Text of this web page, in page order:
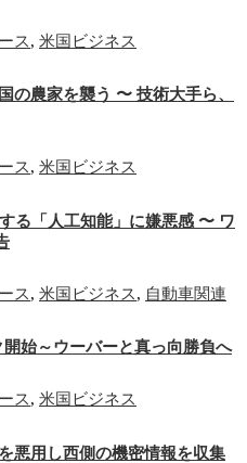
ス, 米国ビジネス
の農家を襲う 〜 技術大手ら、
ス, 米国ビジネス
る「人工知能」に嫌悪感 〜 ワ
ス, 米国ビジネス, 自動車関連
始～ウーバーと真っ向勝負へ
ス, 米国ビジネス
悪用し西側の機密情報を収集